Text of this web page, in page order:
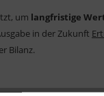
um langfristige
in der Zukunft
Bilanz.